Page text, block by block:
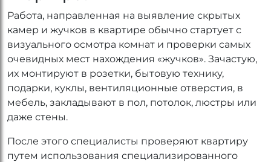
Работа, направленная на выявление скрытых
камер и жучков в квартире обычно стартует с
визуального осмотра комнат и проверки самых
очевидных мест нахождения «жучков». Зачастую,
их монтируют в розетки, бытовую технику,
подарки, куклы, вентиляционные отверстия, в
мебель, закладывают в пол, потолок, люстры или
даже стены.
После этого специалисты проверяют квартиру
путем использования специализированного